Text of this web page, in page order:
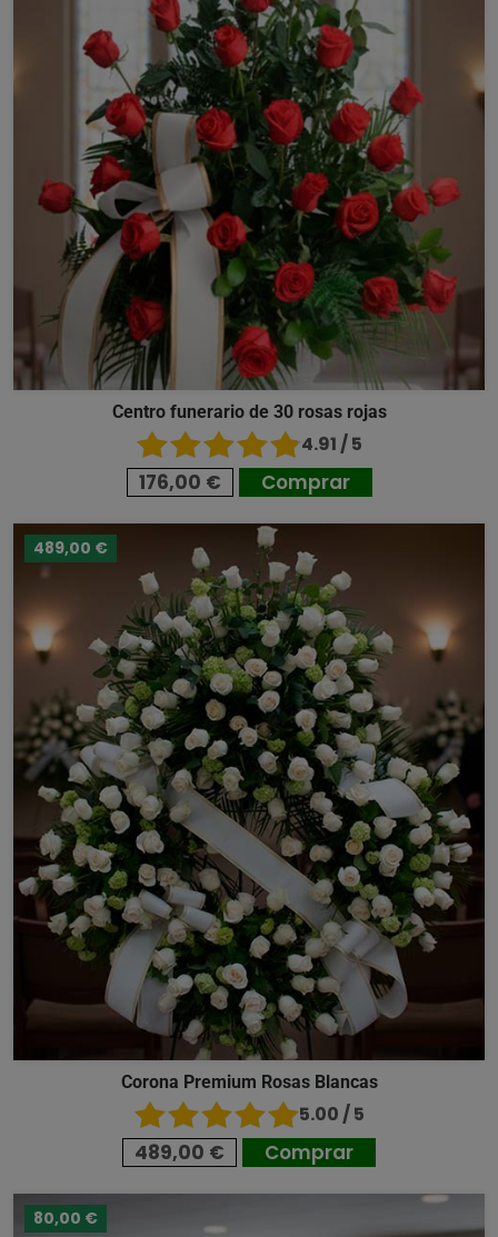
Centro funerario de 30 rosas rojas
4.91 / 5
176,00 € Comprar
489,00 €
Corona Premium Rosas Blancas
5.00 / 5
489,00 € Comprar
80,00 €